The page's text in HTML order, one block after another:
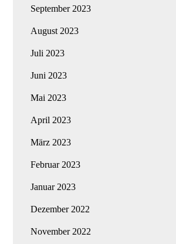
September 2023
August 2023
Juli 2023
Juni 2023
Mai 2023
April 2023
März 2023
Februar 2023
Januar 2023
Dezember 2022
November 2022